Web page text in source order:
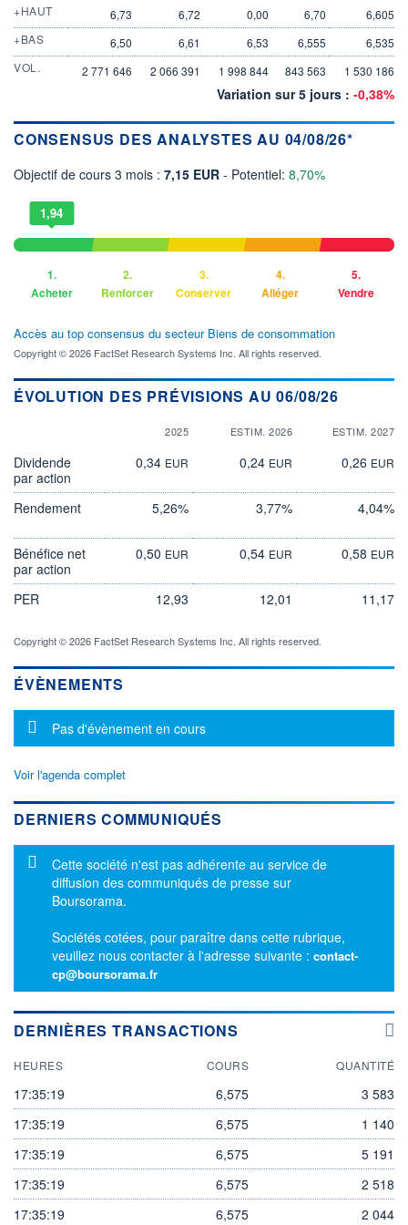
+HAUT
6,73 6,72 0,00 6,70
6,605
+BAS
6,50 6,61 6,53 6,555
6,535
VOL.
2 771 646 2 066 391 1 998 844 843 563 1 530 186
Variation sur 5 jours : -0,38%
CONSENSUS DES ANALYSTES AU 04/08/26*
Objectif de cours 3 mois : 7,15 EUR - Potentiel: 8,70%
1,94
1.
Acheter
2.
Renforcer
3.
Conserver
4.
Alléger
5.
Vendre
Accès au top consensus du secteur Biens de consommation
Copyright © 2026 FactSet Research Systems Inc. All rights reserved.
ÉVOLUTION DES PRÉVISIONS AU 06/08/26
2025 ESTIM. 2026 ESTIM. 2027
Dividende
par action
0,34 EUR 0,24 EUR 0,26 EUR
Rendement 5,26% 3,77% 4,04%
Bénéfice net
par action
0,50 EUR 0,54 EUR 0,58 EUR
PER 12,93 12,01 11,17
Copyright © 2026 FactSet Research Systems Inc. All rights reserved.
ÉVÈNEMENTS
Message d'information
Pas d'évènement en cours
Voir l'agenda complet
DERNIERS COMMUNIQUÉS
Message d'information
Cette société n'est pas adhérente au service de
diffusion des communiqués de presse sur
Boursorama.
Sociétés cotées, pour paraître dans cette rubrique,
veuillez nous contacter à l'adresse suivante : contact-
cp@boursorama.fr
DERNIÈRES TRANSACTIONS
HEURES COURS QUANTITÉ
17:35:19 6,575
3 583
17:35:19
6,575
1 140
17:35:19
6,575
5 191
17:35:19
6,575
2 518
17:35:19
6,575 2 044